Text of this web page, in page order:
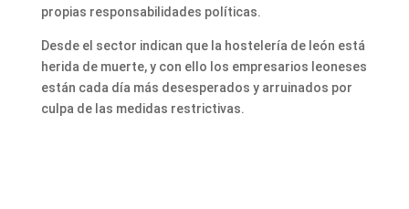
propias responsabilidades políticas.
Desde el sector indican que la hostelería de león está
herida de muerte, y con ello los empresarios leoneses
están cada día más desesperados y arruinados por
culpa de las medidas restrictivas.